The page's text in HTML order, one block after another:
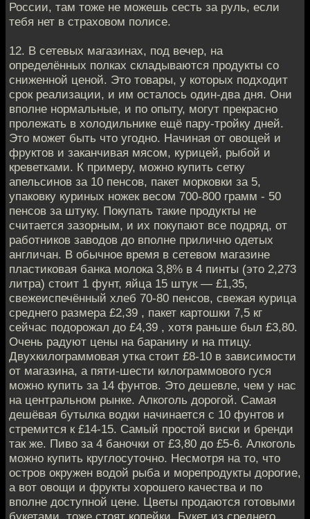
России, там тоже не можешь сесть за руль, если
тебя нет в страховом полисе.
12. В сетевых магазинах, под вечер, на
определённых полках складываются продукты со
сниженной ценой. Это товары, у которых подходит
срок реализации, и им осталось один-два дня. Они
вполне нормальные, и по опыту, могут прекрасно
пролежать в холодильнике ещё пару-тройку дней.
Это может быть что угодно. Начиная от овощей и
фруктов и заканчивая мясом, курицей, рыбой и
креветками. К примеру, можно купить сетку
апельсинов за 10 пенсов, пакет морковки за 5,
упаковку куриных ножек весом 700-800 грамм - 50
пенсов за штуку. Покупать такие продукты не
считается зазорным, и их покупают все подряд, от
работников заводов до вполне прилично одетых
англичан. В обычное время в сетевом магазине
пластиковая банка молока 3,8% в 4 пинты (это 2,273
литра) стоит 1 фунт, яйца 15 штук — £1,35,
свежеиспечённый хлеб 70-80 пенсов, свежая курица
среднего размера £2,39 , пакет картошки 7,5 кг
сейчас подорожал до £4,39 , хотя раньше был £3,80.
Очень радуют цены на баранину и на птицу.
Двухкилограммовая утка стоит £8-10 в зависимости
от магазина, а пяти-шести килограммового гуся
можно купить за 14 фунтов. Это дешевле, чем у нас
на центральном рынке. Алкоголь дорогой. Самая
дешёвая бутылка водки начинается с 10 фунтов и
стремится к £14-15. Самый простой виски и бренди
так же. Пиво за 4 баночки от £3,80 до £5-6. Алкоголь
можно купить круглосуточно. Несмотря на то, что
остров окружен водой рыба и морепродукты дорогие,
а вот овощи и фрукты хорошего качества и по
вполне доступной цене. Цветы продаются готовыми